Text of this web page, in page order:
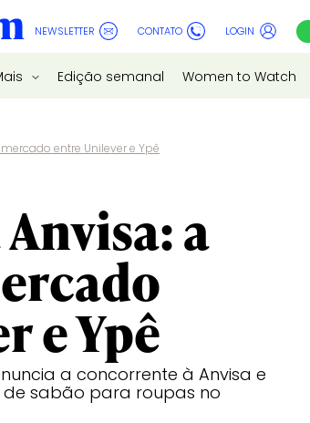
NEWSLETTER CONTATO LOGIN
Edição semanal Women to Watch
entre Unilever e Ypê
a
e Ypê
a concorrente à Anvisa e
sabão para roupas no